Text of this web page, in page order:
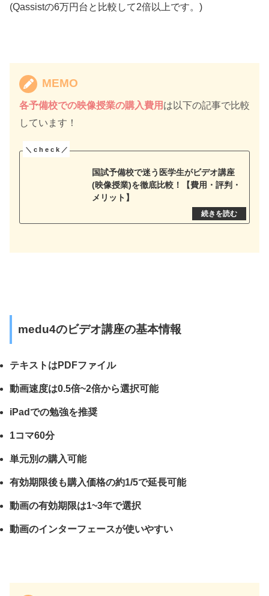
(Qassistの6万円台と比較して2倍以上です。)
MEMO
各予備校での映像授業の購入費用 は以下の記事で比較
しています！
国試予備校で迷う医学生がビデオ講座
(映像授業)を徹底比較！【費用・評判・
メリット】
medu4のビデオ講座の基本情報
テキストはPDFファイル
動画速度は0.5倍~2倍から選択可能
iPadでの勉強を推奨
1コマ60分
単元別の購入可能
有効期限後も購入価格の約1/5で延長可能
動画の有効期限は1~3年で選択
動画のインターフェースが使いやすい